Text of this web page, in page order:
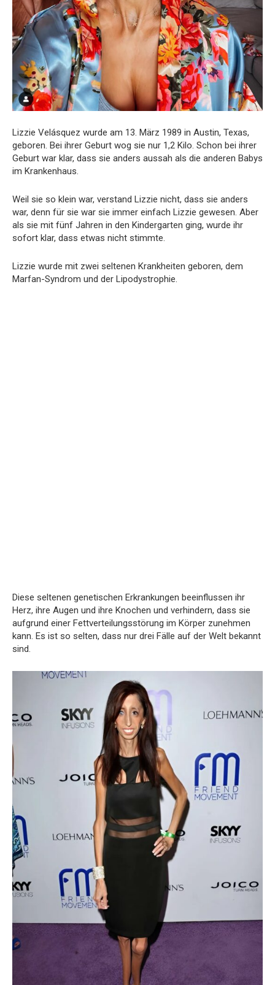
Lizzie Velásquez wurde am 13. März 1989 in Austin, Texas,
geboren. Bei ihrer Geburt wog sie nur 1,2 Kilo. Schon bei ihrer
Geburt war klar, dass sie anders aussah als die anderen Babys
im Krankenhaus.
Weil sie so klein war, verstand Lizzie nicht, dass sie anders
war, denn für sie war sie immer einfach Lizzie gewesen. Aber
als sie mit fünf Jahren in den Kindergarten ging, wurde ihr
sofort klar, dass etwas nicht stimmte.
Lizzie wurde mit zwei seltenen Krankheiten geboren, dem
Marfan-Syndrom und der Lipodystrophie.
Diese seltenen genetischen Erkrankungen beeinflussen ihr
Herz, ihre Augen und ihre Knochen und verhindern, dass sie
aufgrund einer Fettverteilungsstörung im Körper zunehmen
kann. Es ist so selten, dass nur drei Fälle auf der Welt bekannt
sind.